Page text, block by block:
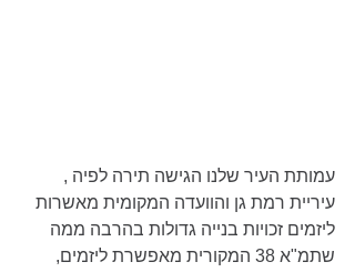
עמותת העיר שלנו הגישה תירה לפיה ,
עיריית רמת גן והוועדה המקומית מאשרות
ליזמים זכויות בנייה גדולות בהרבה ממה
שתמ"א 38 המקורית מאפשרת ליזמים,